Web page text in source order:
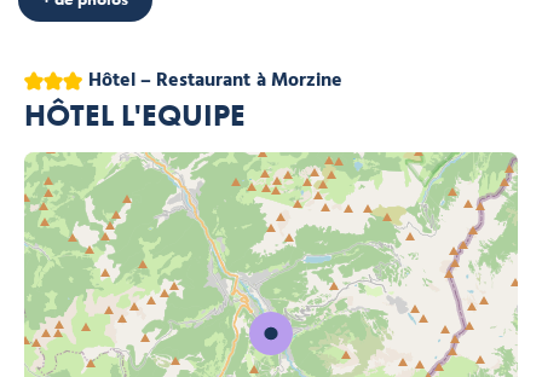
3 étoilesHôtel – Restaurantà Morzine
HÔTEL L'EQUIPE